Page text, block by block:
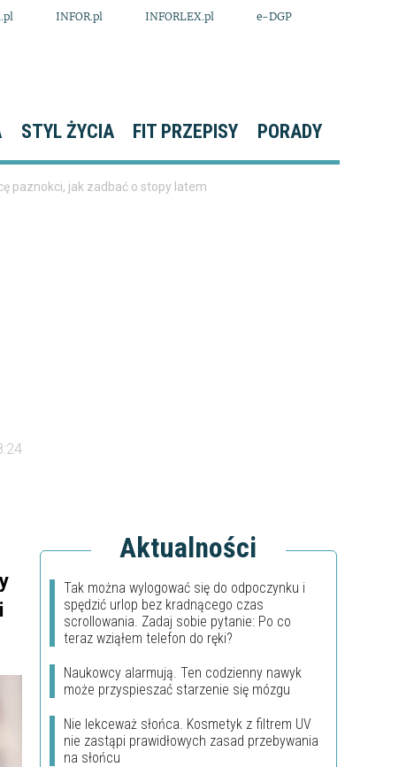
INFOR.pl INFORLEX.pl e-DGP
STYL ŻYCIA FIT PRZEPISY PORADY
paznokci, jak zadbać o stopy latem
Aktualności
Tak można wylogować się do odpoczynku i
spędzić urlop bez kradnącego czas
scrollowania. Zadaj sobie pytanie: Po co
teraz wziąłem telefon do ręki?
Naukowcy alarmują. Ten codzienny nawyk
może przyspieszać starzenie się mózgu
Nie lekceważ słońca. Kosmetyk z filtrem UV
nie zastąpi prawidłowych zasad przebywania
na słońcu